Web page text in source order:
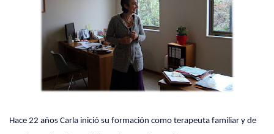
Hace 22 años Carla inició su formación como terapeuta familiar y de